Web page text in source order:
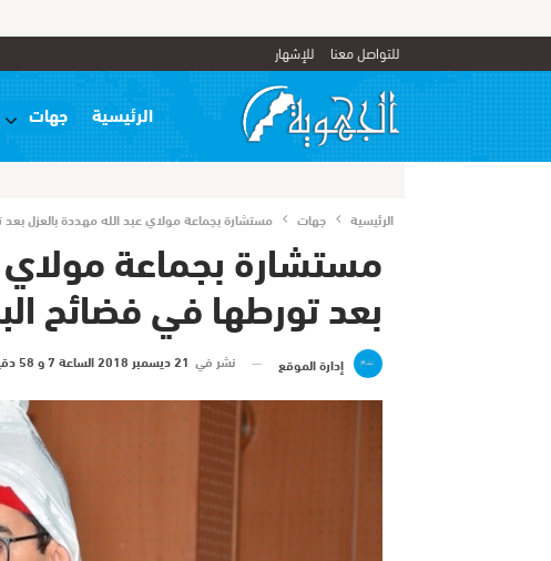
للتواصل معنا للإشهار
الرئيسية جهات
الرئيسية جهات مستشارة بجماعة مولاي عبد الله مهددة بالعزل
مستشارة بجماعة مولاي
بعد تورطها في فضائح
إدارة الموقع نشر في 21 ديسمبر 2018 الساعة 7 و 58 دقيقة